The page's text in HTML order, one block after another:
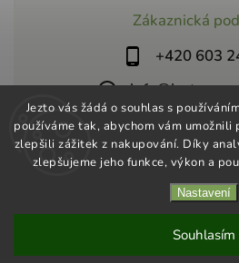
Jezto vás žádá o souhlas s
používáme tak, abychom vám
zlepšili zážitek z nakupování. Díky
zlepšujeme jeho funkce, výkon a
Nastavení
Souhlasím
Zákaznická
+420 603
Shoptet| Design